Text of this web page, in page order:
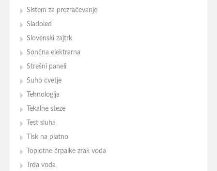
Sistem za prezračevanje
Sladoled
Slovenski zajtrk
Sončna elektrarna
Strešni paneli
Suho cvetje
Tehnologija
Tekalne steze
Test sluha
Tisk na platno
Toplotne črpalke zrak voda
Trda voda